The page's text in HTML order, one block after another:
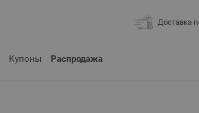
Доставка
Купоны Распродажа